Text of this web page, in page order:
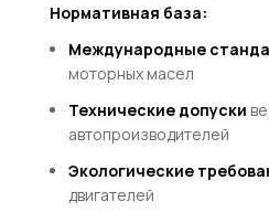
Нормативная база:
Международные
моторных масел
Технические допуски
автопроизводителей
Экологические
двигателей